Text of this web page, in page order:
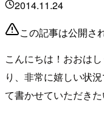
2014.11.24
この記事は公開さ
こんにちは！おおは
り、非常に嬉しい状
て書かせていただき